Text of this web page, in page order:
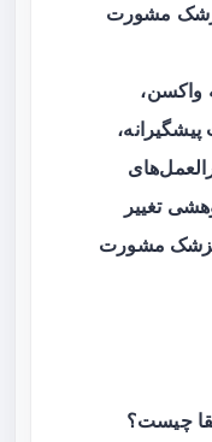
مشورت
واکسن،
تغییر
پزشک مشورت
چیست؟